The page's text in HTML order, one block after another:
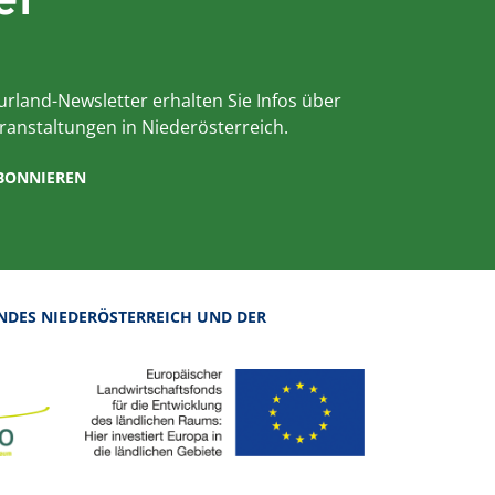
Newsletter erhalten Sie Infos über
in Niederösterreich.
NIEDERÖSTERREICH UND DER